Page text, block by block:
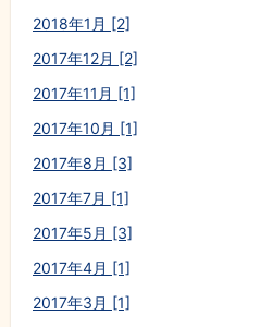
2018年1月 [2]
2017年12月 [2]
2017年11月 [1]
2017年10月 [1]
2017年8月 [3]
2017年7月 [1]
2017年5月 [3]
2017年4月 [1]
2017年3月 [1]